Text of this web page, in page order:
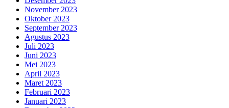
November 2023
Oktober 2023
September 2023
Agustus 2023
Juli 2023
Juni 2023
Mei 2023
April 2023
Maret 2023
Februari 2023
Januari 2023